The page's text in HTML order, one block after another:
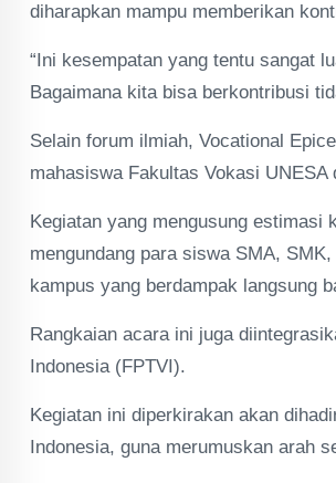
diharapkan mampu memberikan
“Ini kesempatan yang tentu sangat
Bagaimana kita bisa berkontribusi
Selain forum ilmiah, Vocational
mahasiswa Fakultas Vokasi
Kegiatan yang mengusung estimasi
mengundang para siswa SMA,
kampus yang berdampak langsung
Rangkaian acara ini juga
Indonesia (FPTVI).
Kegiatan ini diperkirakan akan
Indonesia, guna merumuskan arah